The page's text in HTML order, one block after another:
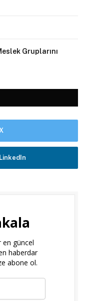
Gruplarını
LinkedIn
en güncel
haberdar
abone ol.